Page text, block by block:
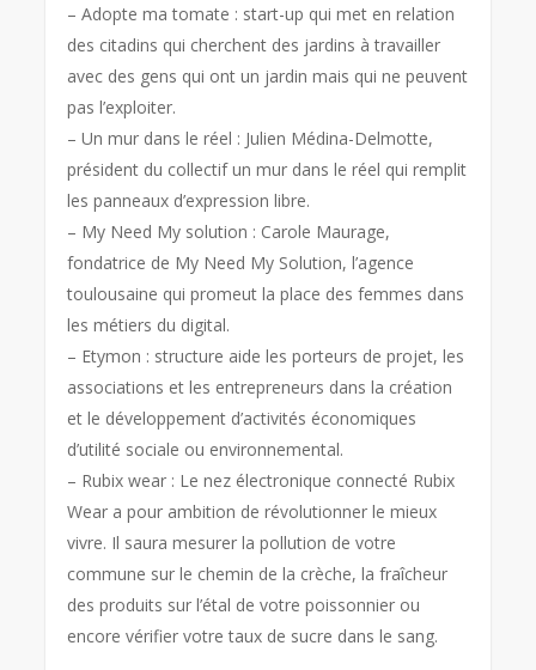
– Adopte ma tomate : start-up qui met en relation
des citadins qui cherchent des jardins à travailler
avec des gens qui ont un jardin mais qui ne peuvent
pas l’exploiter.
– Un mur dans le réel : Julien Médina-Delmotte,
président du collectif un mur dans le réel qui remplit
les panneaux d’expression libre.
– My Need My solution : Carole Maurage,
fondatrice de My Need My Solution, l’agence
toulousaine qui promeut la place des femmes dans
les métiers du digital.
– Etymon : structure aide les porteurs de projet, les
associations et les entrepreneurs dans la création
et le développement d’activités économiques
d’utilité sociale ou environnemental.
– Rubix wear : Le nez électronique connecté Rubix
Wear a pour ambition de révolutionner le mieux
vivre. Il saura mesurer la pollution de votre
commune sur le chemin de la crèche, la fraîcheur
des produits sur l’étal de votre poissonnier ou
encore vérifier votre taux de sucre dans le sang.